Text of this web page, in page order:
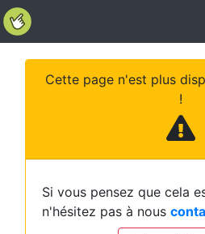
Cette page n'est plus
!
Si vous pensez que cela
n'hésitez pas à nous